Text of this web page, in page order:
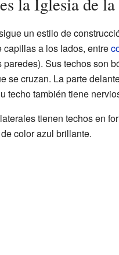
un estilo de
capillas a los lados, entre
paredes). Sus techos son
se cruzan. La parte
techo también tiene
tienen techos en
color azul brillante.